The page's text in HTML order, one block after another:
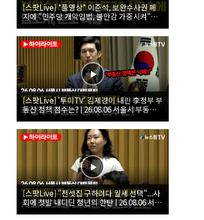
[스팟Live] *풀영상* 이준석, 보완수사권 폐
지에 "민주당 개악입법, 불안감 가중시켜"｜
26.08.06 개혁신당 보완수사권 폐지 토론회
[스팟Live] '투미TV' 김제경이 내린 李정부 부
동산 정책 점수는? | 26.08.06 서울시 부동산
대토론회
[스팟Live] "전셋집 구하려다 월세 선택"...사
회에 첫발 내디딘 청년의 한탄 | 26.08.06 서울
시 부동산 대토론회